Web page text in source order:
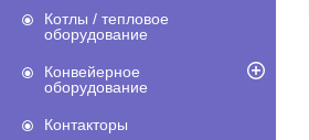
Котлы / тепловое
оборудование
Конвейерное
оборудование
Контакторы